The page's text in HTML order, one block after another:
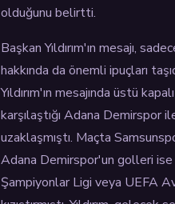
olduğunu belirtti.
Başkan Yıldırım'ın mesajı,
hakkında da önemli ipuçları
Yıldırım'ın mesajında üstü
karşılaştığı Adana Demirspor
uzaklaşmıştı. Maçta
Adana Demirspor'un golleri ise
Şampiyonlar Ligi veya UEFA